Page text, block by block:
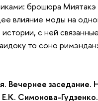
брошюра Миятакэ
влияние моды на
истории, с ней
то соно
Вечернее заседание.
Симонова-Гудзенко.